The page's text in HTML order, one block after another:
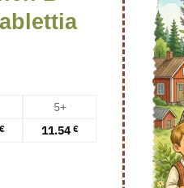
5+
€ 11.54 €